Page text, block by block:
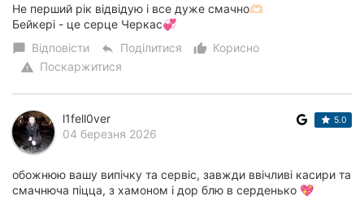
Не перший рік відвідую і все дуже смачно🫶🏻
Бейкері - це серце Черкас💞
chat_bubble Відповісти reply Поділитися thumb_up_alt
Корисно
warning Поскаржитися
l1fell0ver
04 березня 2026
5.0
обожнюю вашу випічку та сервіс, завжди ввічливі касири та
смачнюча піцца, з хамоном і дор блю в серденько 💖